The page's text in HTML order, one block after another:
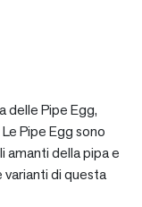
delle Pipe Egg,
Pipe Egg sono
amanti della pipa e
di questa